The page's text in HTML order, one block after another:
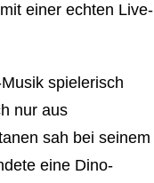
einer echten Live-
spielerisch
nur aus
sah bei seinem
eine Dino-